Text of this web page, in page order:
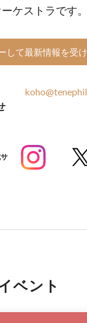
ケストラです
して最新情報を受
ベント